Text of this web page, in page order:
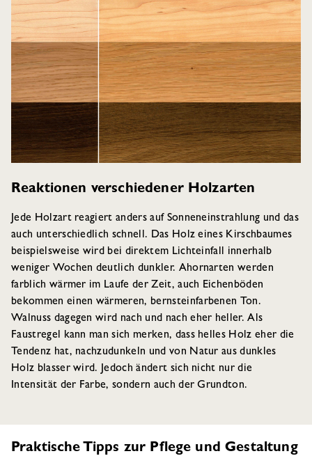
Reaktionen verschiedener Holzarten
Jede Holzart reagiert anders auf Sonneneinstrahlung und das
auch unterschiedlich schnell. Das Holz eines Kirschbaumes
beispielsweise wird bei direktem Lichteinfall innerhalb
weniger Wochen deutlich dunkler. Ahornarten werden
farblich wärmer im Laufe der Zeit, auch Eichenböden
bekommen einen wärmeren, bernsteinfarbenen Ton.
Walnuss dagegen wird nach und nach eher heller. Als
Faustregel kann man sich merken, dass helles Holz eher die
Tendenz hat, nachzudunkeln und von Natur aus dunkles
Holz blasser wird. Jedoch ändert sich nicht nur die
Intensität der Farbe, sondern auch der Grundton.
Praktische Tipps zur Pflege und Gestaltung